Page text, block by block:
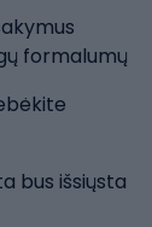
formalumų
bus išsiųsta